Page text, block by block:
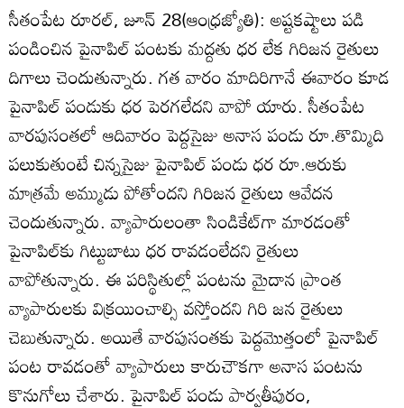
సీతంపేట రూరల్‌, జూన్‌ 28(ఆంధ్రజ్యోతి): అష్టకష్టాలు పడి
పండించిన పైనాపిల్‌ పంటకు మద్దతు ధర లేక గిరిజన రైతులు
దిగాలు చెందుతున్నారు. గత వారం మాదిరిగానే ఈవారం కూడ
పైనాపిల్‌ పండుకు ధర పెరగలేదని వాపో యారు. సీతంపేట
వారపుసంతలో ఆదివారం పెద్దసైజు అనాస పండు రూ.తొమ్మిది
పలుకుతుంటే చిన్నసైజు పైనాపిల్‌ పండు ధర రూ.ఆరుకు
మాత్రమే అమ్ముడు పోతోందని గిరిజన రైతులు ఆవేదన
చెందుతున్నారు. వ్యాపారులంతా సిండికేట్‌గా మారడంతో
పైనాపిల్‌కు గిట్టుబాటు ధర రావడంలేదని రైతులు
వాపోతున్నారు. ఈ పరిస్థితుల్లో పంటను మైదాన ప్రాంత
వ్యాపారులకు విక్రయించాల్సి వస్తోందని గిరి జన రైతులు
చెబుతున్నారు. అయితే వారపుసంతకు పెద్దమొత్తంలో పైనాపిల్‌
పంట రావడంతో వ్యాపారులు కారుచౌకగా అనాస పంటను
కొనుగోలు చేశారు. పైనాపిల్‌ పండు పార్వతీపురం,